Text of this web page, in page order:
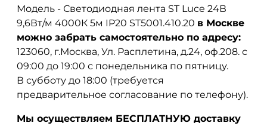
Модель - Светодиодная лента ST Luce 24В
9,6Вт/м 4000К 5м IP20 ST5001.410.20 в Москве
можно забрать самостоятельно по адресу:
123060, г.Москва, Ул. Расплетина, д.24, оф.208. с
09:00 до 19:00 с понедельника по пятницу.
В субботу до 18:00 (требуется
предварительное согласование по телефону).
Мы осуществляем БЕСПЛАТНУЮ доставку